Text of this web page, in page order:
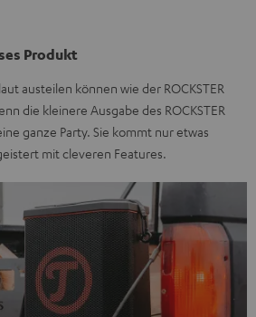
Produkt
austeilen können wie der ROCKSTER
die kleinere Ausgabe des ROCKSTER
ganze Party. Sie kommt nur etwas
mit cleveren Features.